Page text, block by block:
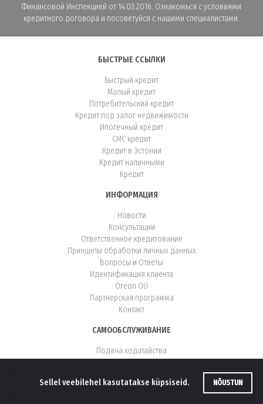
Финансовой Инспекцией от 14.03.2016. Ознакомься с условиями
кредитного договора и посоветуйся с нашими специалистами.
БЫСТРЫЕ ССЫЛКИ
Быстрый кредит
Малый кредит
Потребительский кредит
Кредит под залог недвижимости
Ипотечный кредит
СМС кредит
Кредит в Эстонии
Кредит наличными
Кредит
ИНФОРМАЦИЯ
Новости
Консультации
Ответственное кредитование
Принципы обработки личных данных
Вопросы и Ответы
Идентификация клиента
Oreon OÜ
Партнерская программа
Контакт
САМООБСЛУЖИВАНИЕ
Подача ходатайства
Sellel veebilehel kasutatakse küpsiseid. NÕUSTUN